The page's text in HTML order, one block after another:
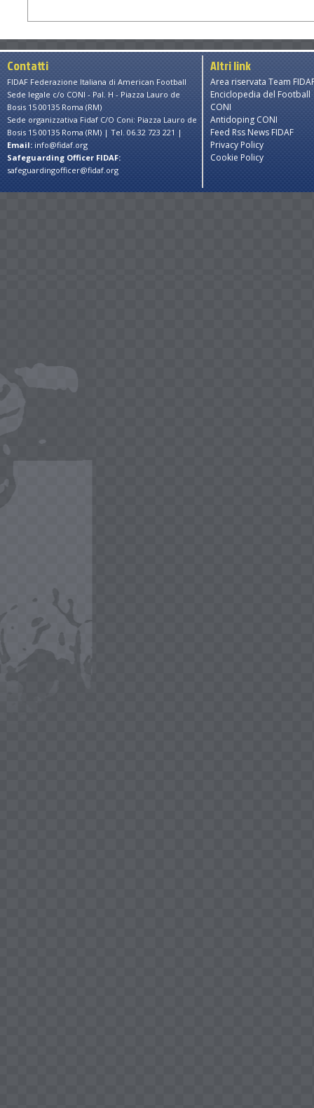
Contatti
FIDAF Federazione Italiana di American Football
Sede legale c/o CONI - Pal. H - Piazza Lauro de
Bosis 15 00135 Roma (RM)
Sede organizzativa Fidaf C/O Coni: Piazza Lauro de
Bosis 15 00135 Roma (RM) | Tel. 06.32 723 221 |
Email: info@fidaf.org
Safeguarding Officer FIDAF:
safeguardingofficer@fidaf.org
Altri link
Area riservata Team
Enciclopedia del Football
CONI
Antidoping CONI
Feed Rss News FIDAF
Privacy Policy
Cookie Policy